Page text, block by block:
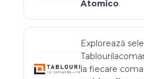
Atomico.
Explorează
la fiecare